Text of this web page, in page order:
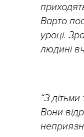
Варто
уроці.
людині
“З
Вони